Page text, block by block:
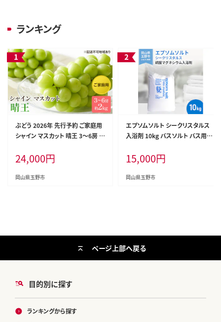
ランキング
ぶどう 2026年 先行予約 ご家庭用
シャイン マスカット 晴王 3～6房 約
ルーツ 果物 太陽 美しい 外観 大粒
高糖度 種なし 皮ごと 弾力 食感 美
味しい
24,000円
岡山県玉野市
エプソムソルト シークリスタルス
入浴剤 10kg バスソルト バス用品
15,000円
岡山県玉野市
目的別に探す
ランキングから探す
ページ上部へ戻る